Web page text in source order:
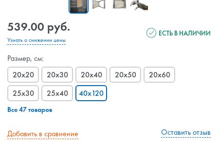
539.00 руб.
Узнать о снижении цены
ЕСТЬ В НАЛИЧИИ
Размер, см:
20x20
20x30 20x40 20x50
20x60
25x30
25x40 40x120
Все 47 товаров
Добавить в сравнение Оставить отзыв